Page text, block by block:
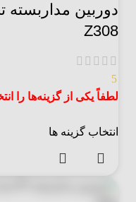
دوربین
Z308
5
لطفاً یکی از گزینه‌ها را
انتخاب گزینه ها